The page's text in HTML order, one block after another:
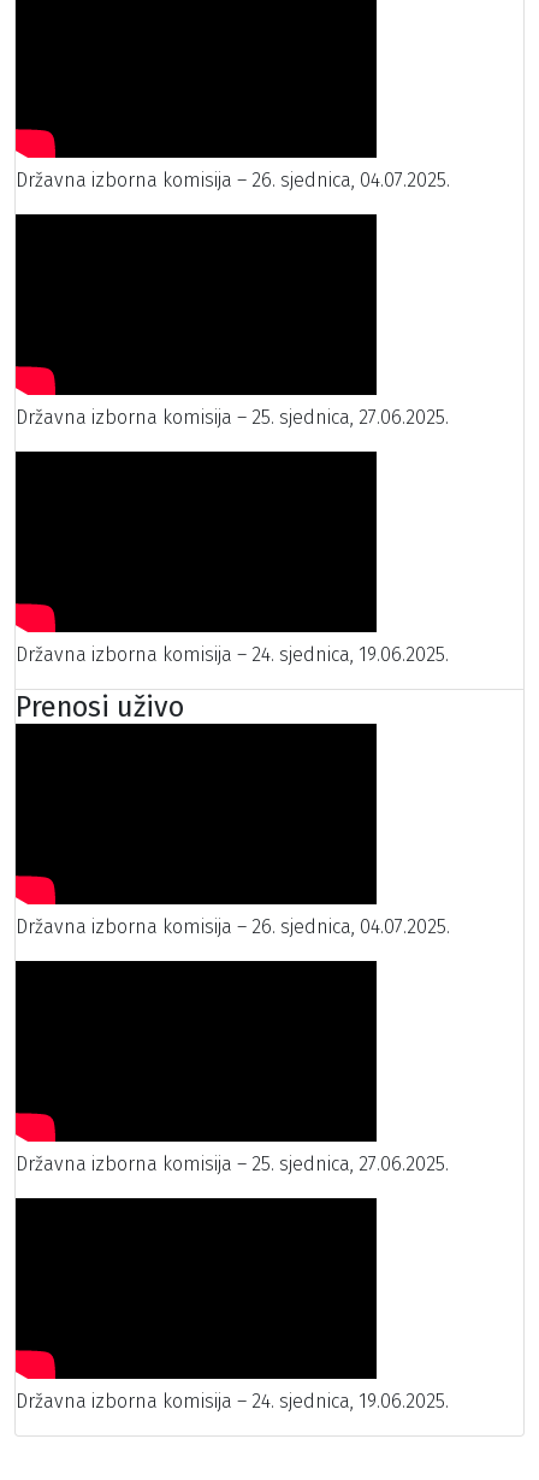
Državna izborna komisija – 26. sjednica, 04.07.2025.
Državna izborna komisija – 25. sjednica, 27.06.2025.
Državna izborna komisija – 24. sjednica, 19.06.2025.
Prenosi uživo
Državna izborna komisija – 26. sjednica, 04.07.2025.
Državna izborna komisija – 25. sjednica, 27.06.2025.
Državna izborna komisija – 24. sjednica, 19.06.2025.